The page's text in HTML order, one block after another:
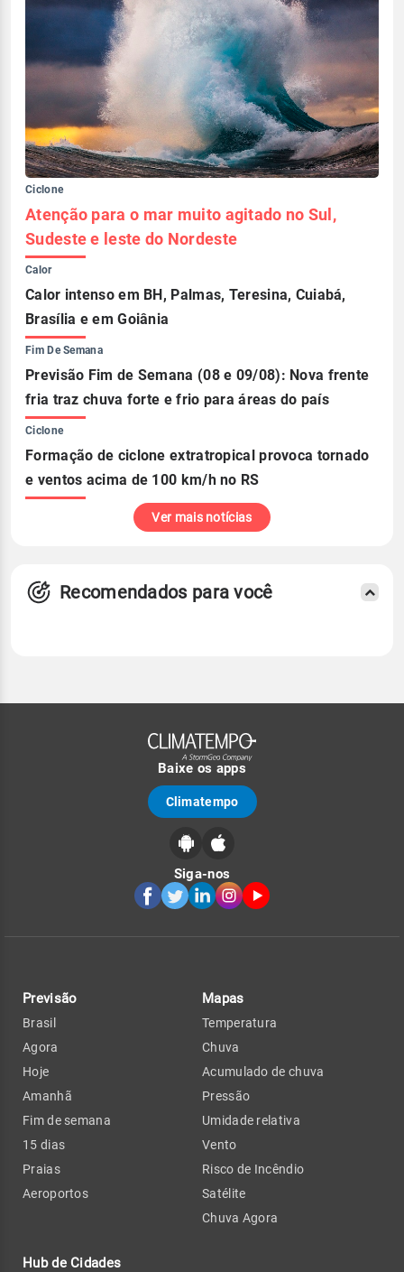
Ciclone
Atenção para o mar muito agitado no Sul,
Sudeste e leste do Nordeste
Calor
Calor intenso em BH, Palmas, Teresina, Cuiabá,
Brasília e em Goiânia
Fim De Semana
Previsão Fim de Semana (08 e 09/08): Nova frente
fria traz chuva forte e frio para áreas do país
Ciclone
Formação de ciclone extratropical provoca tornado
e ventos acima de 100 km/h no RS
Ver mais notícias
Recomendados para você
Baixe os apps
Climatempo
Siga-nos
Previsão
Brasil
Agora
Hoje
Amanhã
Fim de semana
15 dias
Praias
Aeroportos
Hub de Cidades
Mapas
Temperatura
Chuva
Acumulado de chuva
Pressão
Umidade relativa
Vento
Risco de Incêndio
Satélite
Chuva Agora